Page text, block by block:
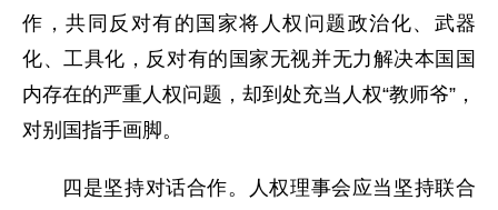
作，共同反对有的国家将人权问题政治化、武器
化、工具化，反对有的国家无视并无力解决本国国
内存在的严重人权问题，却到处充当人权“教师爷”，
对别国指手画脚。
四是坚持对话合作。人权理事会应当坚持联合